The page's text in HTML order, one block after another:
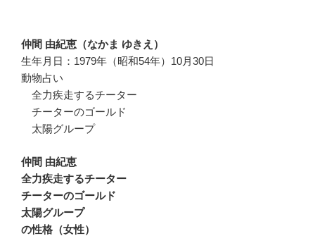
仲間 由紀恵（なかま ゆきえ）
生年月日：1979年（昭和54年）10月30日
動物占い
全力疾走するチーター
チーターのゴールド
太陽グループ
仲間 由紀恵
全力疾走するチーター
チーターのゴールド
太陽グループ
の性格（女性）